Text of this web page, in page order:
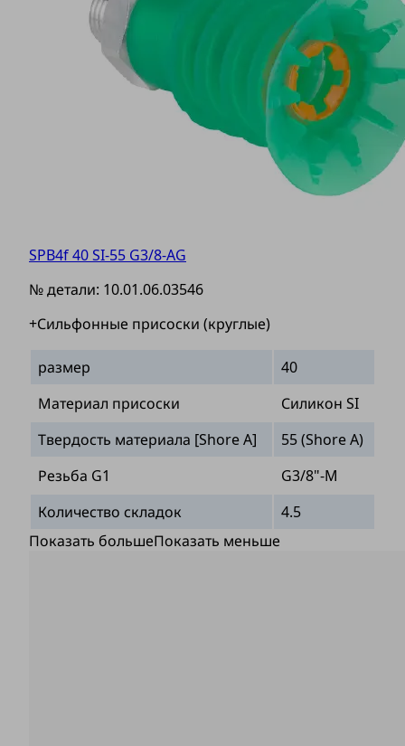
SPB4f 40 SI-55 G3/8-AG
№ детали: 10.01.06.03546
+Сильфонные присоски (круглые)
размер
40
Материал присоски
Силикон SI
Твердость материала [Shore A]
55 (Shore A)
Резьба G1
G3/8"-M
Количество складок
4.5
Показать большеПоказать меньше